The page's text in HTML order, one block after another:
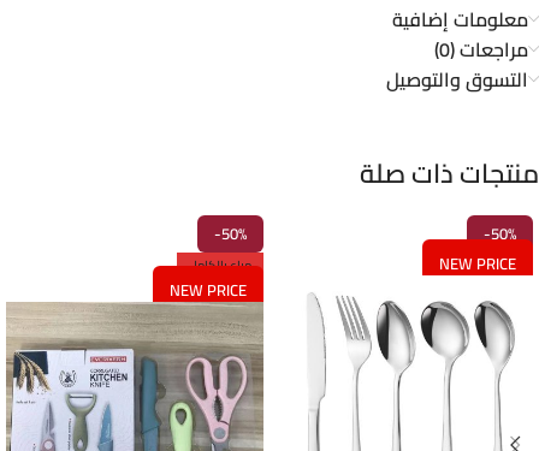
معلومات إضافية
مراجعات (0)
التسوق والتوصيل
منتجات ذات صلة
-50%
NEW PRICE
-50%
مباع بالكامل
NEW PRICE